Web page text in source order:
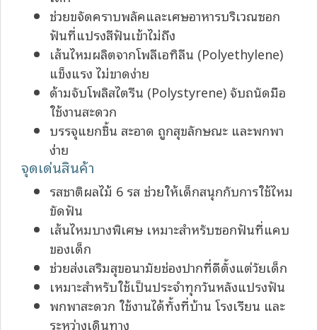
ช่วยขจัดคราบพลัคและเศษอาหารบริเวณซอก
ฟันที่แปรงสีฟันเข้าไม่ถึง
เส้นไหมผลิตจากโพลีเอทิลีน (Polyethylene)
แข็งแรง ไม่ขาดง่าย
ด้ามจับโพลิสไตรีน (Polystyrene) จับถนัดมือ
ใช้งานสะดวก
บรรจุแยกชิ้น สะอาด ถูกสุขลักษณะ และพกพา
ง่าย
จุดเด่นสินค้า
รสชาติผลไม้ 6 รส ช่วยให้เด็กสนุกกับการใช้ไหม
ขัดฟัน
เส้นไหมบางพิเศษ เหมาะสำหรับซอกฟันที่แคบ
ของเด็ก
ช่วยส่งเสริมสุขอนามัยช่องปากที่ดีตั้งแต่วัยเด็ก
เหมาะสำหรับใช้เป็นประจำทุกวันหลังแปรงฟัน
พกพาสะดวก ใช้งานได้ทั้งที่บ้าน โรงเรียน และ
ระหว่างเดินทาง